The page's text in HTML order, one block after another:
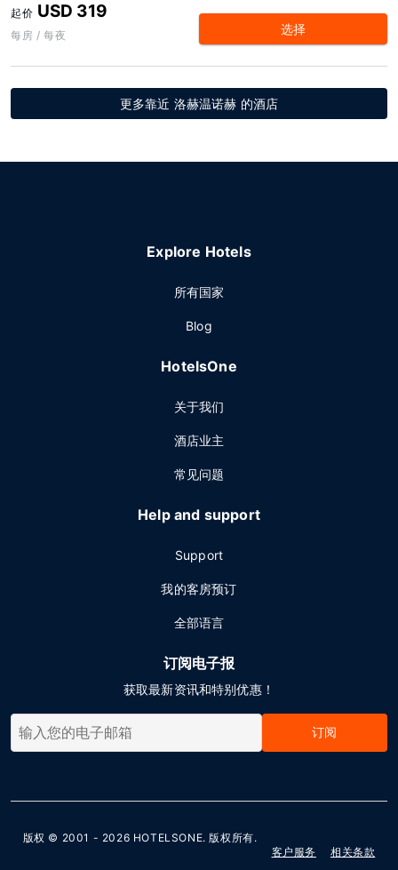
起价 USD 319
每房 / 每夜 选择
更多靠近 洛赫温诺赫 的酒店
Explore Hotels
所有国家
Blog
HotelsOne
关于我们
酒店业主
常见问题
Help and support
Support
我的客房预订
全部语言
订阅电子报
获取最新资讯和特别优惠！
订阅
版权 © 2001 - 2026 HOTELSONE. 版权所有.
客户服务
相关条款